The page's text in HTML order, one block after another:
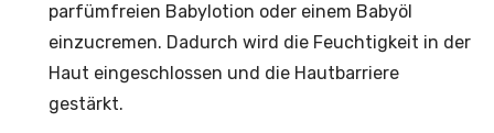
parfümfreien Babylotion oder einem Babyöl
einzucremen. Dadurch wird die Feuchtigkeit in der
Haut eingeschlossen und die Hautbarriere
gestärkt.